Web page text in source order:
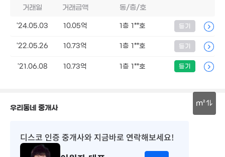
m²
거래일 거래금액 동/층/호
'24.05.03 10.05억 1층 1**호 등기
'22.05.26 10.73억 1층 1**호 등기
'21.06.08 10.73억 1층 1**호 등기
우리동네 중개사
디스코 인증 중개사와 지금바로 연락해보세요!